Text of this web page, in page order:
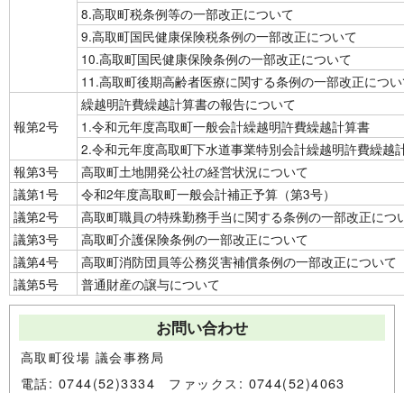
8.高取町税条例等の一部改正について
9.高取町国民健康保険税条例の一部改正について
10.高取町国民健康保険条例の一部改正について
11.高取町後期高齢者医療に関する条例の一部改正につ
報第2号
繰越明許費繰越計算書の報告について
1.令和元年度高取町一般会計繰越明許費繰越計算書
2.令和元年度高取町下水道事業特別会計繰越明許費繰越
報第3号
高取町土地開発公社の経営状況について
議第1号
令和2年度高取町一般会計補正予算（第3号）
議第2号
高取町職員の特殊勤務手当に関する条例の一部改正につ
議第3号
高取町介護保険条例の一部改正について
議第4号
高取町消防団員等公務災害補償条例の一部改正について
議第5号
普通財産の譲与について
お問い合わせ
高取町役場 議会事務局
電話: 0744(52)3334 ファックス: 0744(52)4063